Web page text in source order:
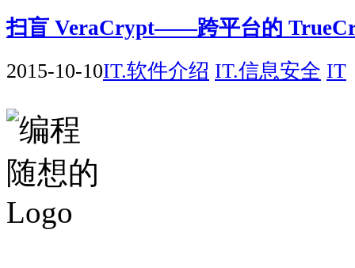
扫盲 VeraCrypt——跨平台的
2015-10-10IT.软件介绍 IT.信息安全 IT